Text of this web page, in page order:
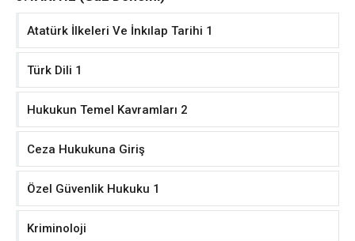
Atatürk İlkeleri Ve İnkılap Tarihi 1
Türk Dili 1
Hukukun Temel Kavramları 2
Ceza Hukukuna Giriş
Özel Güvenlik Hukuku 1
Kriminoloji